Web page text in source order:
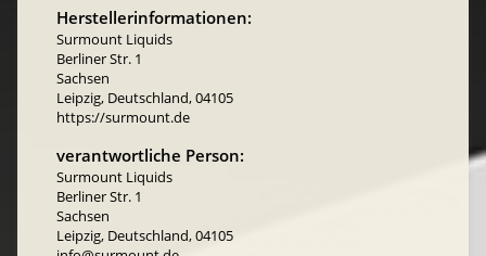
Herstellerinformationen:
Surmount Liquids
Berliner Str. 1
Sachsen
Leipzig, Deutschland, 04105
https://surmount.de
verantwortliche Person:
Surmount Liquids
Berliner Str. 1
Sachsen
Leipzig, Deutschland, 04105